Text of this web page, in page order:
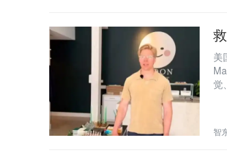
美
觉
智